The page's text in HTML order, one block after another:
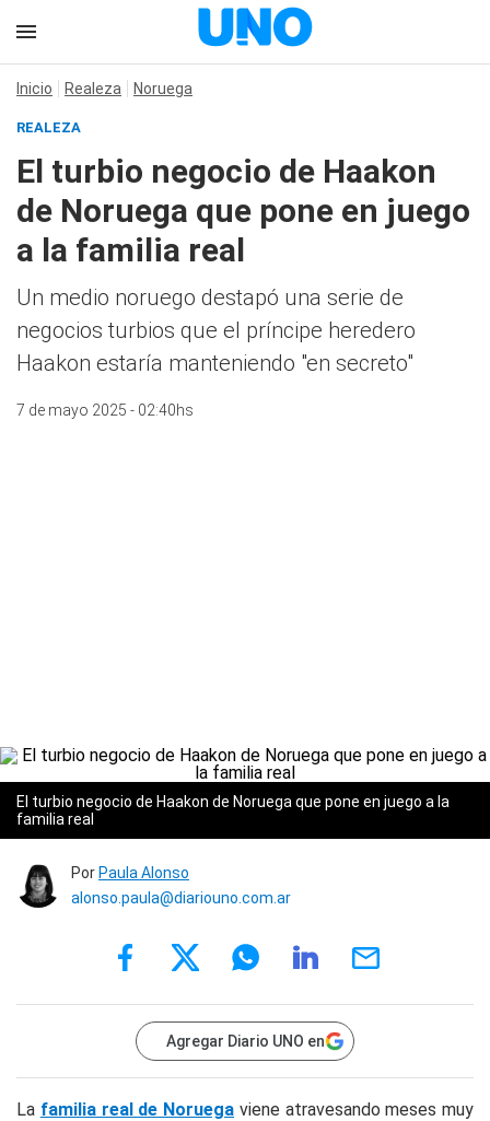
Inicio Realeza Noruega
REALEZA
El turbio negocio de Haakon
de Noruega que pone en juego
a la familia real
Un medio noruego destapó una serie de
negocios turbios que el príncipe heredero
Haakon estaría manteniendo "en secreto"
7 de mayo 2025 - 02:40hs
El turbio negocio de Haakon de Noruega que pone en juego a la
familia real
Por Paula Alonso
alonso.paula@diariouno.com.ar
Agregar Diario UNO en
La familia real de Noruega viene atravesando meses muy